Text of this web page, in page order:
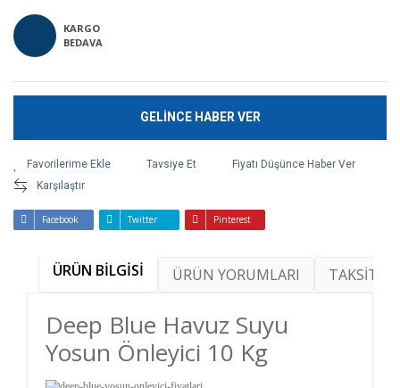
KARGO
BEDAVA
GELİNCE HABER VER
Tavsiye Et
Fiyatı Düşünce Haber Ver
Karşılaştır
Facebook Twitter Pinterest
ÜRÜN BİLGİSİ ÜRÜN YORUMLARI TAKSİT
Deep Blue Havuz Suyu
Yosun Önleyici 10 Kg